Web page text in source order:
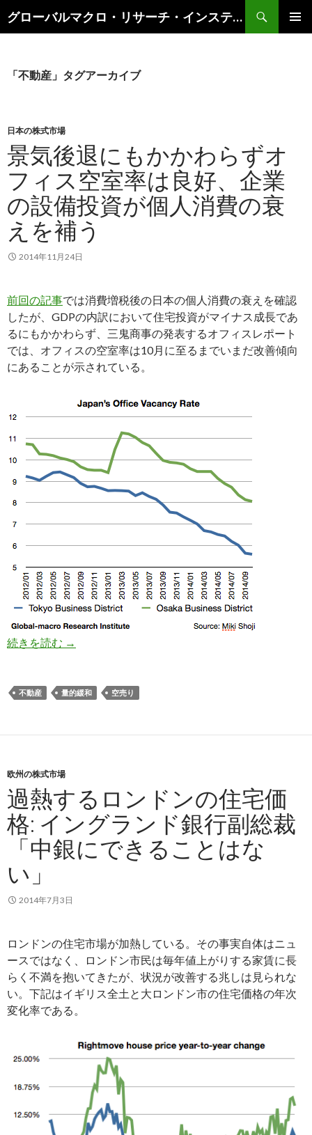
グローバルマクロ・リサーチ・インスティテュート
索
ン
キ
ッ
プ
「不動産」タグアーカイブ
日本の株式市場
景気後退にもかかわらずオ
フィス空室率は良好、企業
の設備投資が個人消費の衰
えを補う
2014年11月24日
前回の記事では消費増税後の日本の個人消費の衰えを確認
したが、GDPの内訳において住宅投資がマイナス成長であ
るにもかかわらず、三鬼商事の発表するオフィスレポート
では、オフィスの空室率は10月に至るまでいまだ改善傾向
にあることが示されている。
続きを読む 景気後退にもかかわらずオフィス空室率は良好
→
不動産 量的緩和 空売り
欧州の株式市場
過熱するロンドンの住宅価
格: イングランド銀行副総裁
「中銀にできることはな
い」
2014年7月3日
ロンドンの住宅市場が加熱している。その事実自体はニュ
ースではなく、ロンドン市民は毎年値上がりする家賃に長
らく不満を抱いてきたが、状況が改善する兆しは見られな
い。下記はイギリス全土と大ロンドン市の住宅価格の年次
変化率である。